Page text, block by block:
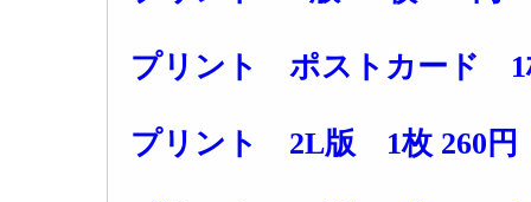
プリント ポストカード 1
プリント 2L版 1枚 260円